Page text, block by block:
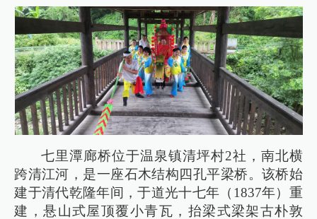
七里潭廊桥位于温泉镇清坪村2社，南北横
跨清江河，是一座石木结构四孔平梁桥。该桥始
建于清代乾隆年间，于道光十七年（1837年）重
建，悬山式屋顶覆小青瓦，抬梁式梁架古朴敦